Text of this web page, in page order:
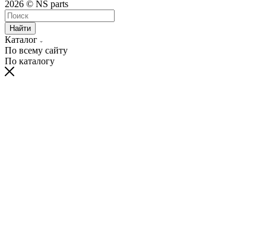
2026 © NS parts
Найти
Каталог
По всему сайту
По каталогу